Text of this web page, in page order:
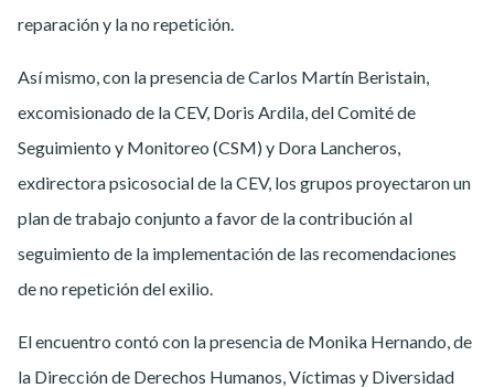
reparación y la no repetición.
Así mismo, con la presencia de Carlos Martín Beristain,
excomisionado de la CEV, Doris Ardila, del Comité de
Seguimiento y Monitoreo (CSM) y Dora Lancheros,
exdirectora psicosocial de la CEV, los grupos proyectaron un
plan de trabajo conjunto a favor de la contribución al
seguimiento de la implementación de las recomendaciones
de no repetición del exilio.
El encuentro contó con la presencia de Monika Hernando, de
la Dirección de Derechos Humanos, Víctimas y Diversidad